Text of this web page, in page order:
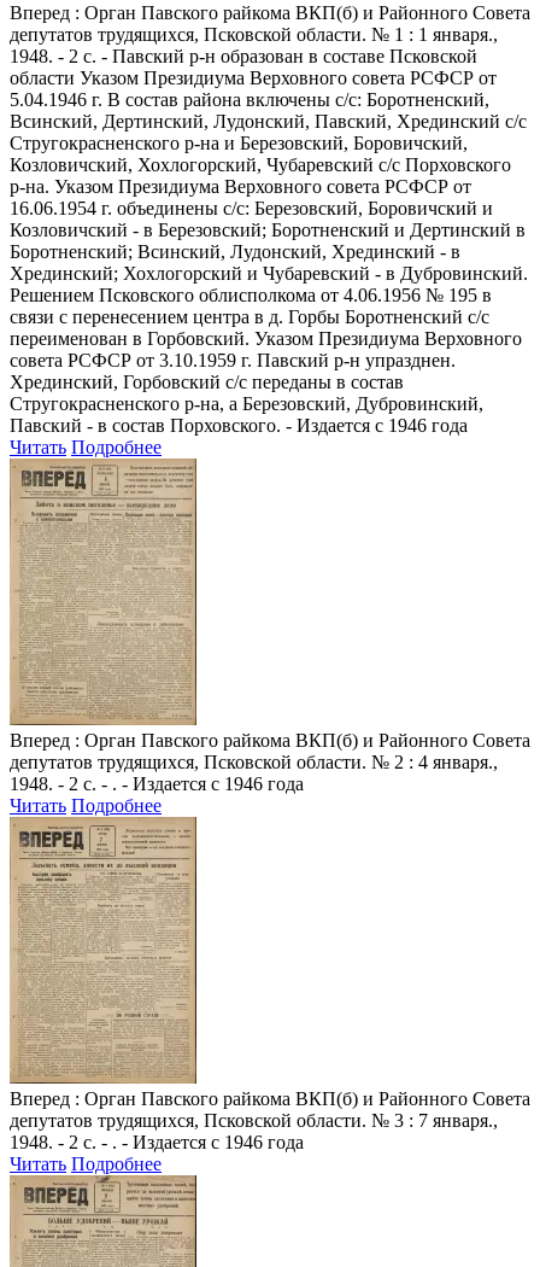
Вперед : Орган Павского райкома ВКП(б) и Районного Совета
депутатов трудящихся, Псковской области. № 1 : 1 января.,
1948. - 2 с. - Павский р-н образован в составе Псковской
области Указом Президиума Верховного совета РСФСР от
5.04.1946 г. В состав района включены с/с: Боротненский,
Всинский, Дертинский, Лудонский, Павский, Хрединский с/с
Стругокрасненского р-на и Березовский, Боровичский,
Козловичский, Хохлогорский, Чубаревский с/с Порховского
р-на. Указом Президиума Верховного совета РСФСР от
16.06.1954 г. объединены с/с: Березовский, Боровичский и
Козловичский - в Березовский; Боротненский и Дертинский в
Боротненский; Всинский, Лудонский, Хрединский - в
Хрединский; Хохлогорский и Чубаревский - в Дубровинский.
Решением Псковского облисполкома от 4.06.1956 № 195 в
связи с перенесением центра в д. Горбы Боротненский с/с
переименован в Горбовский. Указом Президиума Верховного
совета РСФСР от 3.10.1959 г. Павский р-н упразднен.
Хрединский, Горбовский с/с переданы в состав
Стругокрасненского р-на, а Березовский, Дубровинский,
Павский - в состав Порховского. - Издается с 1946 года
Читать Подробнее
Вперед : Орган Павского райкома ВКП(б) и Районного Совета
депутатов трудящихся, Псковской области. № 2 : 4 января.,
1948. - 2 с. - . - Издается с 1946 года
Читать Подробнее
Вперед : Орган Павского райкома ВКП(б) и Районного Совета
депутатов трудящихся, Псковской области. № 3 : 7 января.,
1948. - 2 с. - . - Издается с 1946 года
Читать Подробнее